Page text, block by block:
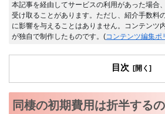
本記事を経由してサービスの利用があった場合
受け取ることがあります。ただし、紹介手数料
に影響を与えることはありません。コンテンツ
が独自で制作したものです。(コンテンツ編集ポ
目次
同棲の初期費用は折半する